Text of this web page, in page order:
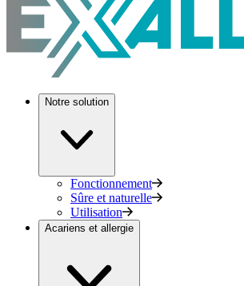
Notre solution
Fonctionnement
Sûre et naturelle
Utilisation
Acariens et allergie